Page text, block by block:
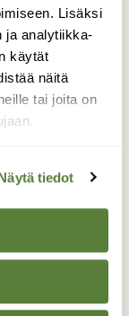
Lisäksi
ja analytiikka-
käytät
näitä
tai joita on
tiedot
sienet ja
25.8.2021